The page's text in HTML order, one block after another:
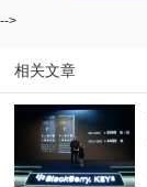
-->
相关文章